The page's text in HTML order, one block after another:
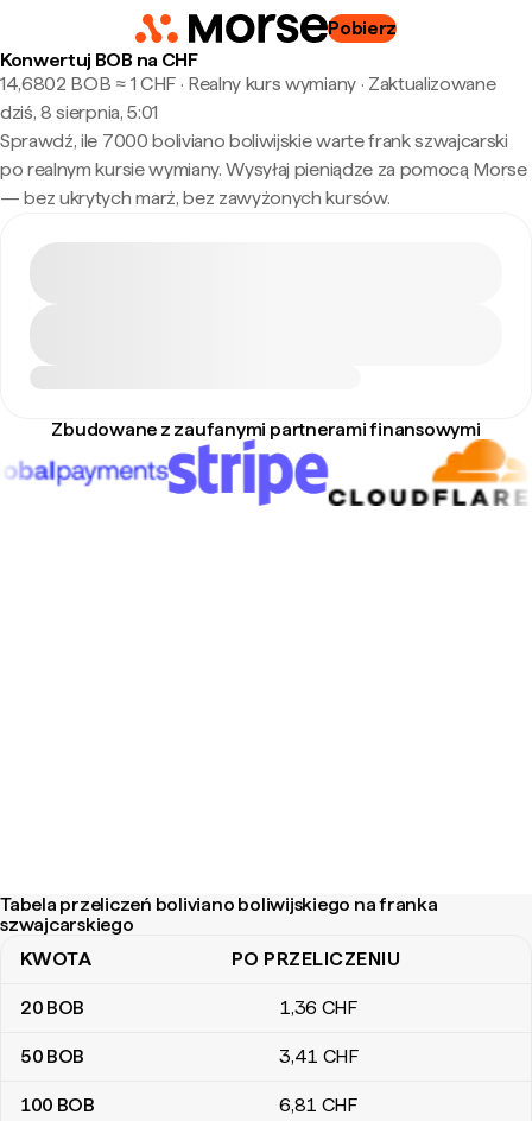
Pobierz
Konwertuj BOB na CHF
14,6802 BOB ≈ 1 CHF · Realny kurs wymiany· Zaktualizowane
dziś, 8 sierpnia, 5:01
Sprawdź, ile 7000 boliviano boliwijskie warte frank szwajcarski
po realnym kursie wymiany. Wysyłaj pieniądze za pomocą Morse
— bez ukrytych marż, bez zawyżonych kursów.
Zbudowane z zaufanymi partnerami finansowymi
Tabela przeliczeń boliviano boliwijskiego na franka
szwajcarskiego
Tabela przeliczeń boliviano boliwijskiego na franka
KWOTA PO PRZELICZENIU
20 BOB 1,36 CHF
50 BOB 3,41 CHF
100 BOB 6,81 CHF